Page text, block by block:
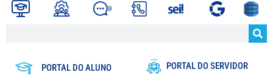
PORTAL DO ALUNO PORTAL DO SERVIDOR